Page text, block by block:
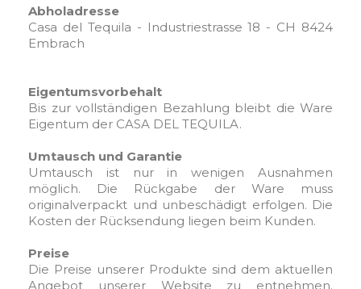
Abholadresse
Casa del Tequila - Industriestrasse 18 - CH 8424
Embrach
Eigentumsvorbehalt
Bis zur vollständigen Bezahlung bleibt die Ware
Eigentum der CASA DEL TEQUILA.
Umtausch und Garantie
Umtausch ist nur in wenigen Ausnahmen
möglich. Die Rückgabe der Ware muss
originalverpackt und unbeschädigt erfolgen. Die
Kosten der Rücksendung liegen beim Kunden.
Preise
Die Preise unserer Produkte sind dem aktuellen
Angebot unserer Website zu entnehmen.